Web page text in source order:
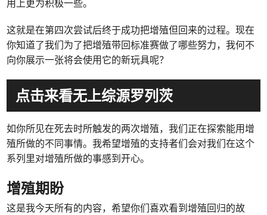
用上更为积极一些。
这就是在第四次尝试后终于成功把增殖但回来的过程。现在
你知道了我们为了把增殖带回标准赛做了哪些努力，我何不
向你展示一张将会使用它的新玩具呢？
点击来看无上综源罗列茨
如你所见在死去时所触发的两次增殖，我们正在探索能用增
殖所做的不同事情。我希望增殖的支持者们会对我们在这个
系列里对增殖所做的事感到开心。
增殖期盼
这是我今天所有的内容，希望你们喜欢看到增殖回归的故